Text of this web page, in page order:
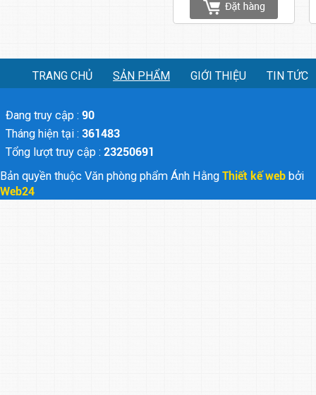
TRANG CHỦ SẢN PHẨM GIỚI THIỆU TIN TỨC
Đang truy cập : 90
Tháng hiện tại : 361483
Tổng lượt truy cập : 23250691
Bản quyền thuộc Văn phòng phẩm Ánh Hằng Thiết kế web bởi
Web24